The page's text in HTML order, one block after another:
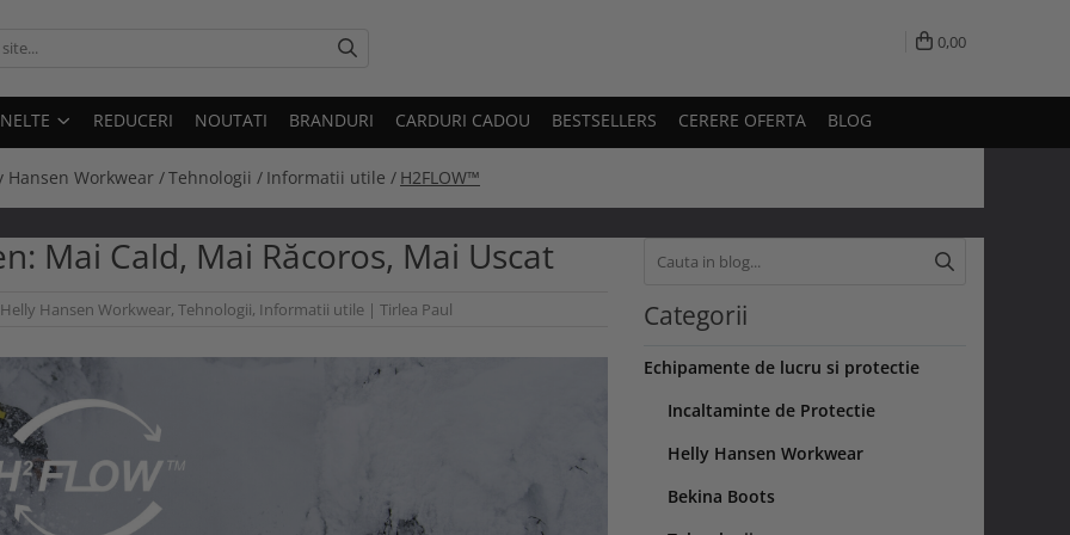
0,00
REDUCERI NOUTATI BRANDURI CARDURI CADOU BESTSELLERS CERERE OFERTA BLOG
Hansen Workwear /Tehnologii / Informatii utile / H2FLOW™
Mai Cald, Mai Răcoros, Mai Uscat
Helly Hansen Workwear, Tehnologii, Informatii utile | Tirlea Paul Categorii
Echipamente de lucru si protectie
Incaltaminte de Protectie
Helly Hansen Workwear
Bekina Boots